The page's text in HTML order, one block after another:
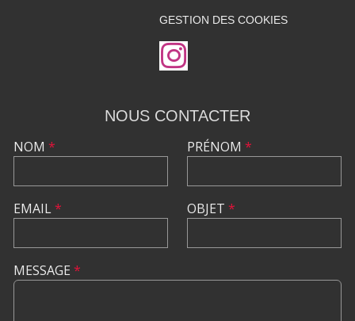
GESTION DES COOKIES
NOUS CONTACTER
NOM *
EMAIL*
PRÉNOM *
OBJET *
MESSAGE *